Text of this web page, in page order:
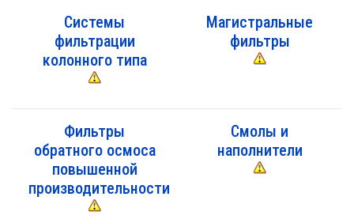
Системы
фильтрации
колонного типа
Магистральные
фильтры
Фильтры
обратного осмоса
повышенной
производительности
Смолы и
наполнители